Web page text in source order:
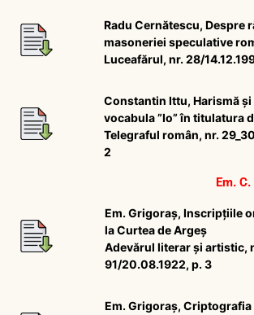
Radu Cernătescu, Despre
masoneriei speculative
Luceafărul, nr. 28/
Constantin Ittu, Harismă
vocabula ”Io” în titulatura
Telegraful român, nr.
2
Em.
Em. Grigoraș, Inscripțiile
la Curtea de Argeș
Adevărul literar și artistic,
91/20.08.1922, p. 3
Em. Grigoraș,